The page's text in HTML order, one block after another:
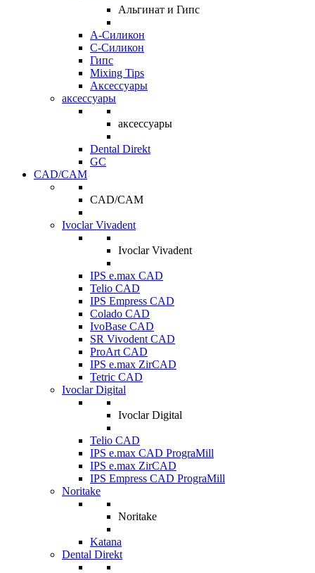
Альгинат и Гипс
A-Силикон
C-Силикон
Гипс
Mixing Tips
Аксессуары
аксессуары
аксессуары
Dental Direkt
GC
CAD/CAM
CAD/CAM
Ivoclar Vivadent
Ivoclar Vivadent
IPS e.max CAD
Telio CAD
IPS Empress CAD
Colado CAD
IvoBase CAD
SR Vivodent CAD
ProArt CAD
IPS e.max ZirCAD
Tetric CAD
Ivoclar Digital
Ivoclar Digital
Telio CAD
IPS e.max CAD PrograMill
IPS e.max ZirCAD
IPS Empress CAD PrograMill
Noritake
Noritake
Katana
Dental Direkt